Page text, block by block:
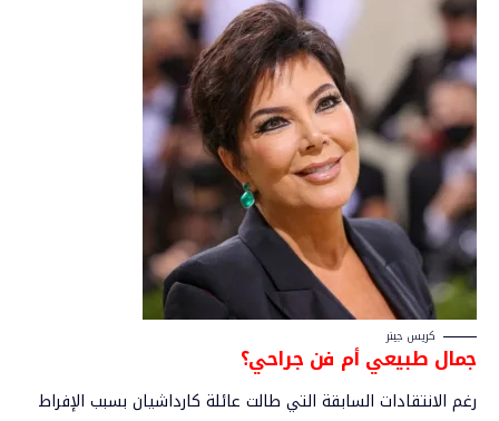
كريس جينر
جمال طبيعي أم فن جراحي؟
رغم الانتقادات السابقة التي طالت عائلة كارداشيان بسبب الإفراط